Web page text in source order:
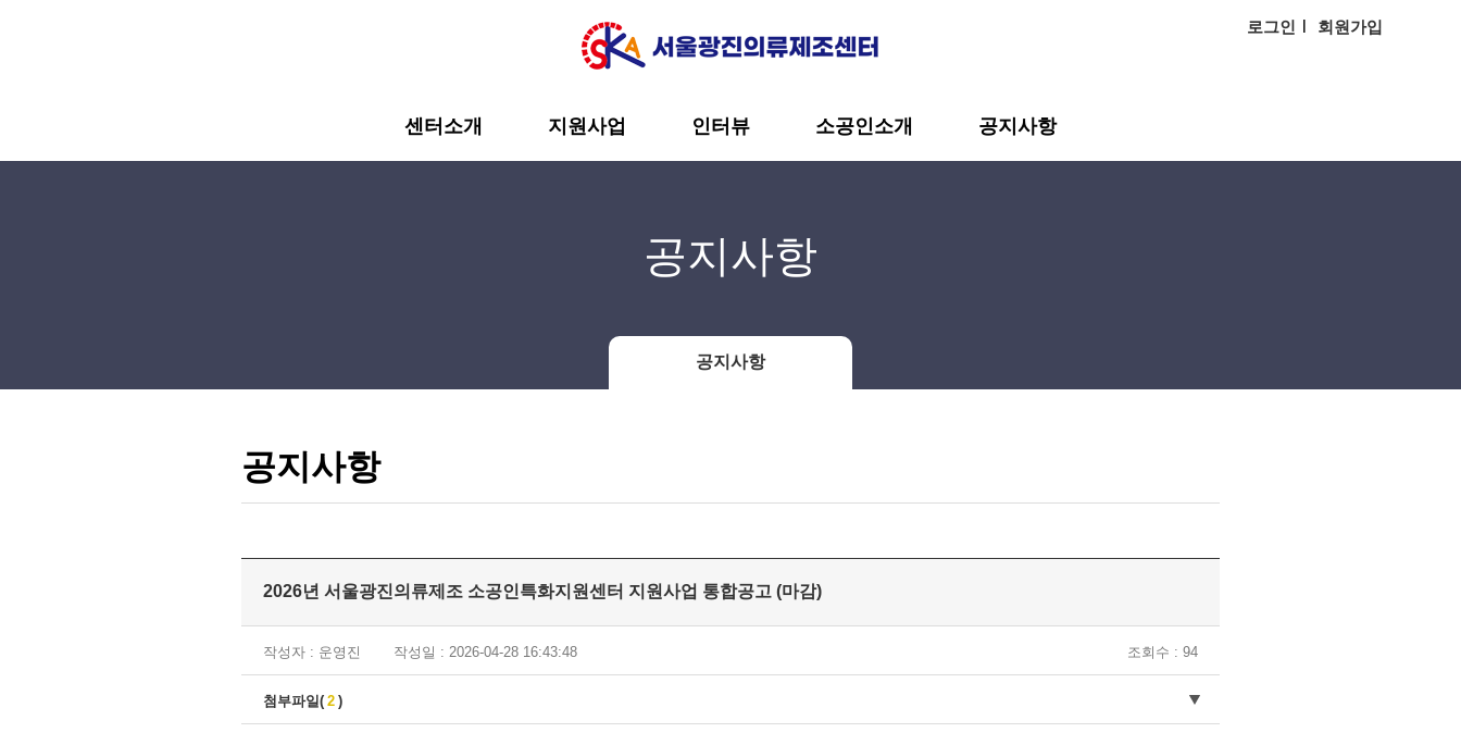
로그인
회원가입
센터소개 지원사업 인터뷰 소공인소개 공지사항
공지사항
공지사항
공지사항
2026년 서울광진의류제조 소공인특화지원센터 지원사업 통합공고 (마감)
작성자 : 운영진 작성일 : 2026-04-28 16:43:48 조회수 : 94
첨부파일( 2 )